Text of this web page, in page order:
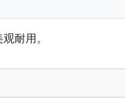
耐用。